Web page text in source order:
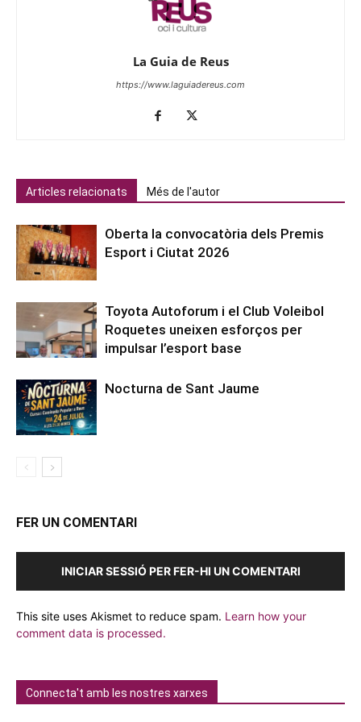
La Guia de Reus
https://www.laguiadereus.com
Articles relacionats Més de l'autor
Oberta la convocatòria dels Premis
Esport i Ciutat 2026
Toyota Autoforum i el Club Voleibol
Roquetes uneixen esforços per
impulsar l’esport base
Nocturna de Sant Jaume
FER UN COMENTARI
INICIAR SESSIÓ PER FER-HI UN COMENTARI
This site uses Akismet to reduce spam. Learn how your
comment data is processed.
Connecta't amb les nostres xarxes